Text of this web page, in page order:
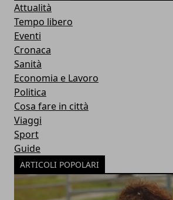
Attualità
Tempo libero
Eventi
Cronaca
Sanità
Economia e Lavoro
Politica
Cosa fare in città
Viaggi
Sport
Guide
ARTICOLI POPOLARI